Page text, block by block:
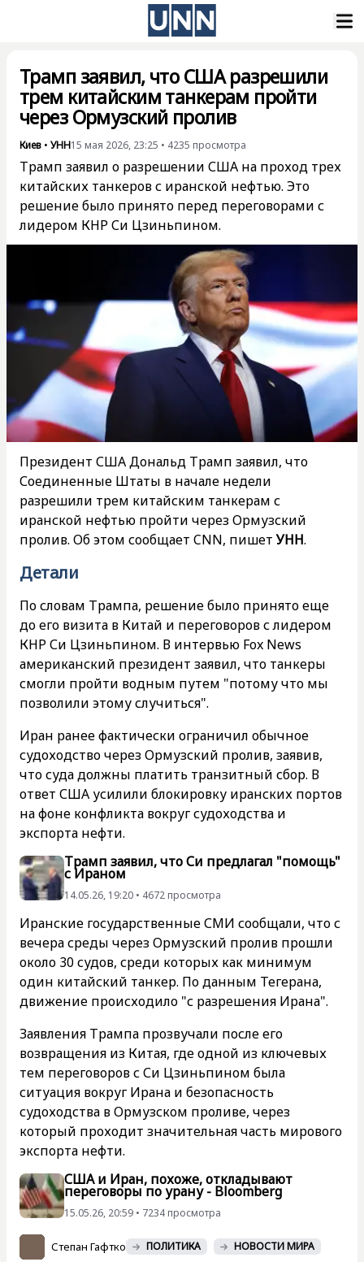
Трамп заявил, что США разрешили
трем китайским танкерам пройти
через Ормузский пролив
Киев • УНН15 мая 2026, 23:25 • 4235 просмотра
Трамп заявил о разрешении США на проход трех
китайских танкеров с иранской нефтью. Это
решение было принято перед переговорами с
лидером КНР Си Цзиньпином.
Президент США Дональд Трамп заявил, что
Соединенные Штаты в начале недели
разрешили трем китайским танкерам с
иранской нефтью пройти через Ормузский
пролив. Об этом сообщает CNN, пишетУНН.
Детали
По словам Трампа, решение было принято еще
до его визита в Китай и переговоров с лидером
КНР Си Цзиньпином. В интервью Fox News
американский президент заявил, что танкеры
смогли пройти водным путем "потому что мы
позволили этому случиться".
Иран ранее фактически ограничил обычное
судоходство через Ормузский пролив, заявив,
что суда должны платить транзитный сбор. В
ответ США усилили блокировку иранских портов
на фоне конфликта вокруг судоходства и
экспорта нефти.
Трамп заявил, что Си предлагал "помощь"
с Ираном
14.05.26, 19:20 • 4672 просмотра
Иранские государственные СМИ сообщали, что с
вечера среды через Ормузский пролив прошли
около 30 судов, среди которых как минимум
один китайский танкер. По данным Тегерана,
движение происходило "с разрешения Ирана".
Заявления Трампа прозвучали после его
возвращения из Китая, где одной из ключевых
тем переговоров с Си Цзиньпином была
ситуация вокруг Ирана и безопасность
судоходства в Ормузском проливе, через
который проходит значительная часть мирового
экспорта нефти.
США и Иран, похоже, откладывают
переговоры по урану - Bloomberg
15.05.26, 20:59 • 7234 просмотра
Степан Гафтко ПОЛИТИКА НОВОСТИ МИРА